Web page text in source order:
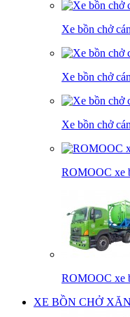
Xe bồn chở
Xe bồn chở
Xe bồn chở
ROMOOC xe
ROMOOC xe
XE BỒN CHỞ